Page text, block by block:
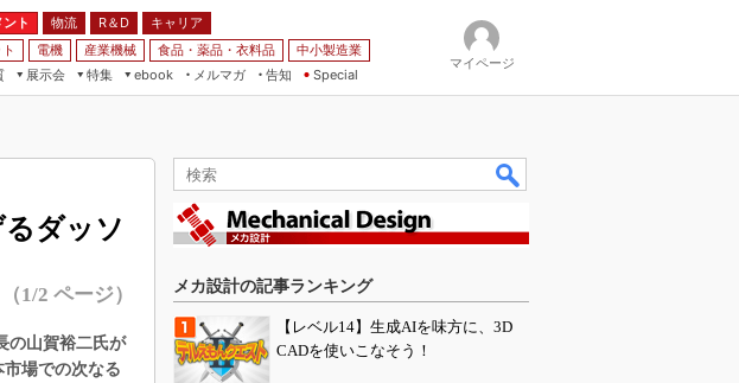
ト 物流 R＆D
キャリア
電機 産業機械 食品・薬品・衣料品
中小製造業
展示会
特集
ebook
メルマガ
告知 Special
マイページ
ダッソ
（1/2 ページ）
の山賀裕二氏が
場での次なる
メカ設計の記事ランキング
【レベル14】生成AIを味方に、3D
CADを使いこなそう！